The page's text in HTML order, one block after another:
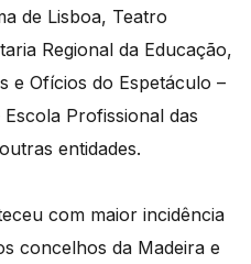
de Lisboa, Teatro
Regional da Educação,
e Ofícios do Espetáculo –
Profissional das
entidades.
com maior incidência
concelhos da Madeira e